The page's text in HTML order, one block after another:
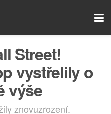
Street!
vystřelily o
výše
znovuzrození.